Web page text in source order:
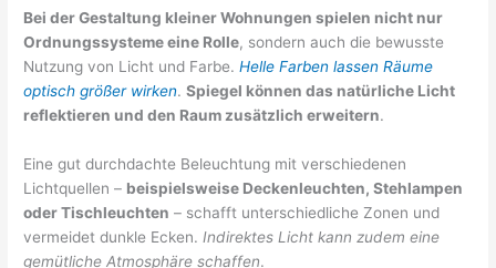
Bei der Gestaltung kleiner Wohnungen spielen nicht nur
Ordnungssysteme eine Rolle, sondern auch die bewusste
Nutzung von Licht und Farbe.Helle Farben lassen Räume
optisch größer wirken.Spiegel können das natürliche Licht
reflektieren und den Raum zusätzlich erweitern.
Eine gut durchdachte Beleuchtung mit verschiedenen
Lichtquellen – beispielsweise Deckenleuchten, Stehlampen
oder Tischleuchten – schafft unterschiedliche Zonen und
vermeidet dunkle Ecken. Indirektes Licht kann zudem eine
gemütliche Atmosphäre schaffen.